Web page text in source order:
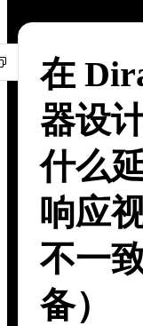
在
器设
什么
响应
不一
备）